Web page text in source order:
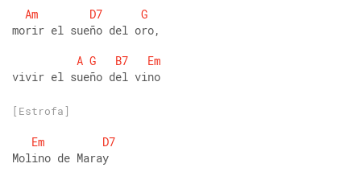
Am
D7
G
morir el sueño del oro,
A G B7
Em
vivir el sueño del vino
[Estrofa]
Em
D7
Molino de Maray